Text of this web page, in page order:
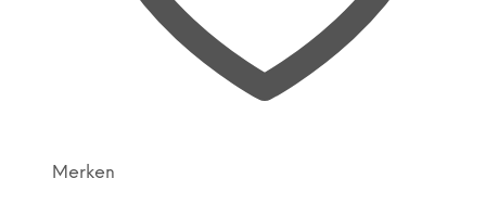
Merken